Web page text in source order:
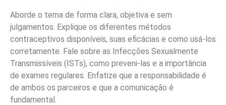
Aborde o tema de forma clara, objetiva e sem
julgamentos. Explique os diferentes métodos
contraceptivos disponíveis, suas eficácias e como usá-los
corretamente. Fale sobre as Infecções Sexualmente
Transmissíveis (ISTs), como preveni-las e a importância
de exames regulares. Enfatize que a responsabilidade é
de ambos os parceiros e que a comunicação é
fundamental.